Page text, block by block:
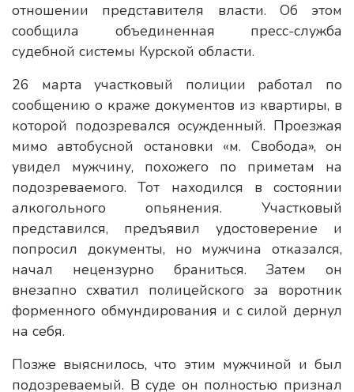
отношении представителя власти. Об этом
сообщила объединенная пресс-служба
судебной системы Курской области.
26 марта участковый полиции работал по
сообщению о краже документов из квартиры, в
которой подозревался осужденный. Проезжая
мимо автобусной остановки «м. Свобода», он
увидел мужчину, похожего по приметам на
подозреваемого. Тот находился в состоянии
алкогольного опьянения. Участковый
представился, предъявил удостоверение и
попросил документы, но мужчина отказался,
начал нецензурно браниться. Затем он
внезапно схватил полицейского за воротник
форменного обмундирования и с силой дернул
на себя.
Позже выяснилось, что этим мужчиной и был
подозреваемый. В суде он полностью признал